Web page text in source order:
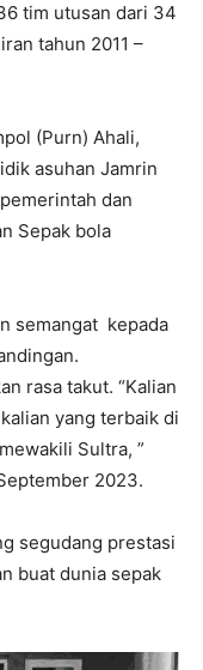
tim utusan dari 34
tahun 2011 –
(Purn) Ahali,
asuhan Jamrin
dan
Sepak bola
semangat kepada
rasa takut. “Kalian
yang terbaik di
Sultra, ”
2023.
segudang prestasi
buat dunia sepak